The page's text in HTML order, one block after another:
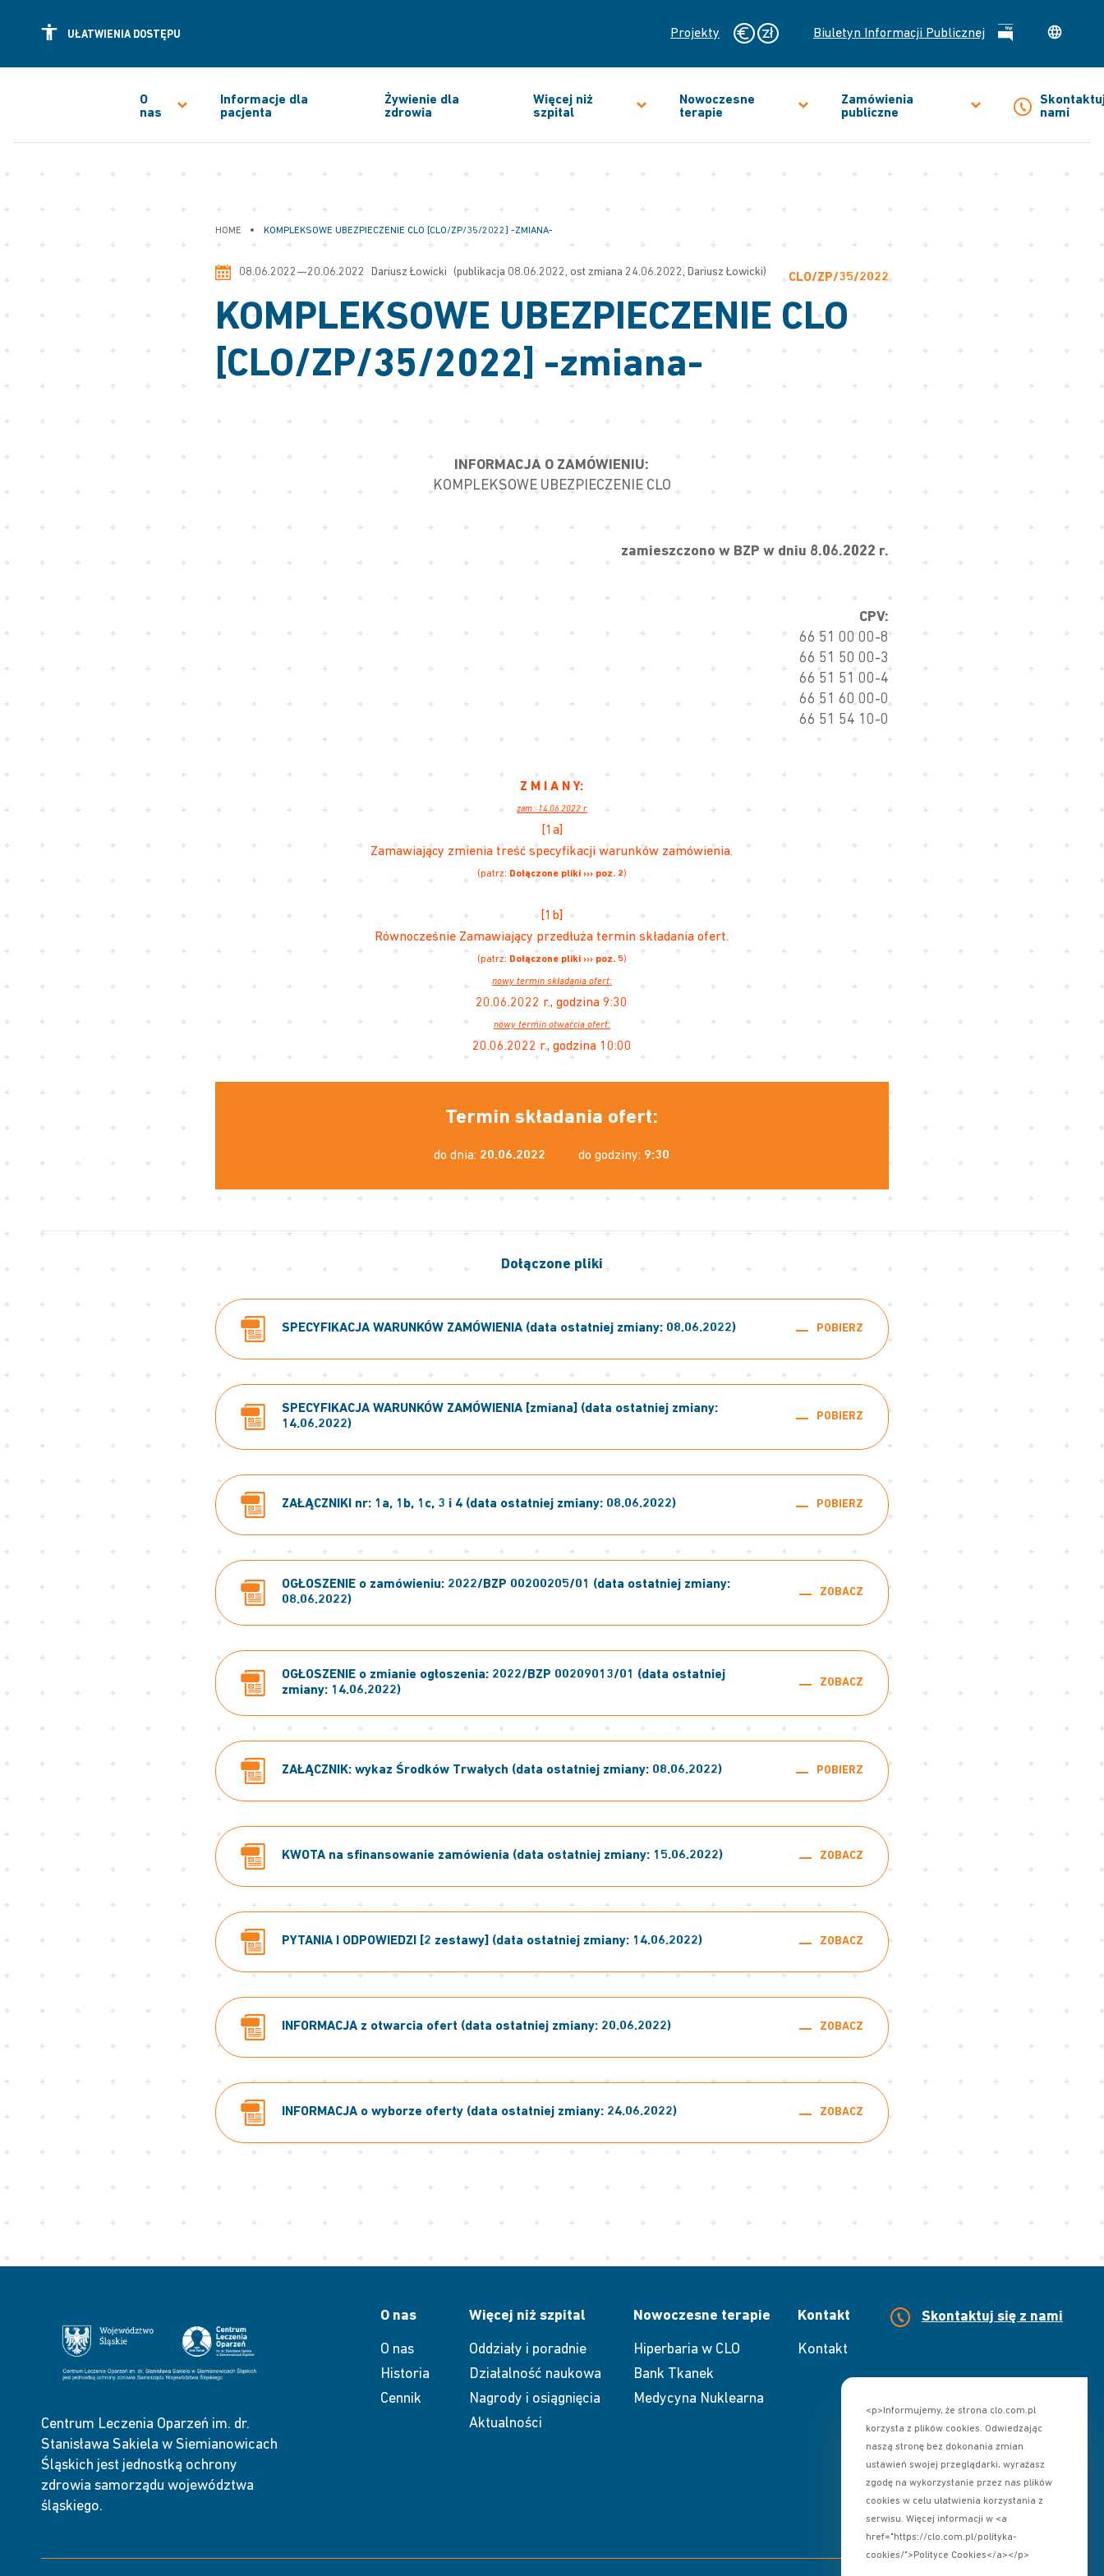
UŁATWIENIA DOSTĘPU Projekty Biuletyn Informacji Publicznej
O
nas
Informacje dla
pacjenta
Żywienie dla
zdrowia
Więcej niż
szpital
Nowoczesne
terapie
Zamówienia
publiczne
nami
HOME • KOMPLEKSOWE UBEZPIECZENIE CLO [CLO/ZP/35/2022] -ZMIANA-
08.06.2022—20.06.2022 Dariusz Łowicki (publikacja 08.06.2022, ost zmiana 24.06.2022, Dariusz Łowicki) CLO/ZP/35/2022
KOMPLEKSOWE UBEZPIECZENIE CLO
[CLO/ZP/35/2022] -zmiana-
INFORMACJA O ZAMÓWIENIU:
KOMPLEKSOWE UBEZPIECZENIE CLO
zamieszczono w BZP w dniu 8.06.2022 r.
CPV:
66 51 00 00-8
66 51 50 00-3
66 51 51 00-4
66 51 60 00-0
66 51 54 10-0
Z M I A N Y:
zam.: 14.06.2022 r.
[1a]
Zamawiający zmienia treść specyfikacji warunków zamówienia.
(patrz: Dołączone pliki ››› poz. 2)
[1b]
Równocześnie Zamawiający przedłuża termin składania ofert.
(patrz: Dołączone pliki ››› poz. 5)
nowy termin składania ofert:
20.06.2022 r., godzina 9:30
nowy termin otwarcia ofert:
20.06.2022 r., godzina 10:00
Termin składania ofert:
do dnia: 20.06.2022 do godziny: 9:30
Dołączone pliki
SPECYFIKACJA WARUNKÓW ZAMÓWIENIA (data ostatniej zmiany: 08.06.2022) POBIERZ
SPECYFIKACJA WARUNKÓW ZAMÓWIENIA [zmiana] (data ostatniej zmiany:
14.06.2022)
POBIERZ
ZAŁĄCZNIKI nr: 1a, 1b, 1c, 3 i 4 (data ostatniej zmiany: 08.06.2022) POBIERZ
OGŁOSZENIE o zamówieniu: 2022/BZP 00200205/01 (data ostatniej zmiany:
08.06.2022)
ZOBACZ
OGŁOSZENIE o zmianie ogłoszenia: 2022/BZP 00209013/01 (data ostatniej
zmiany: 14.06.2022)
ZOBACZ
ZAŁĄCZNIK: wykaz Środków Trwałych (data ostatniej zmiany: 08.06.2022) POBIERZ
KWOTA na sfinansowanie zamówienia (data ostatniej zmiany: 15.06.2022) ZOBACZ
PYTANIA I ODPOWIEDZI [2 zestawy] (data ostatniej zmiany: 14.06.2022) ZOBACZ
INFORMACJA z otwarcia ofert (data ostatniej zmiany: 20.06.2022) ZOBACZ
INFORMACJA o wyborze oferty (data ostatniej zmiany: 24.06.2022) ZOBACZ
Centrum Leczenia Oparzeń im. dr.
Stanisława Sakiela w Siemianowicach
Śląskich jest jednostką ochrony
zdrowia samorządu województwa
śląskiego.
O nas
O nas
Historia
Cennik
Więcej niż szpital
Oddziały i poradnie
Działalność naukowa
Nagrody i osiągnięcia
Aktualności
Nowoczesne terapie
Hiperbaria w CLO
Bank Tkanek
Medycyna Nuklearna
Kontakt
Kontakt
Skontaktuj się z nami
<p>Informujemy, że strona clo.com.pl
korzysta z plików cookies. Odwiedzając
naszą stronę bez dokonania zmian
ustawień swojej przeglądarki, wyrażasz
zgodę na wykorzystanie przez nas plików
cookies w celu ułatwienia korzystania z
serwisu. Więcej informacji w <a
href="https://clo.com.pl/polityka-
cookies/">Polityce Cookies</a></p>